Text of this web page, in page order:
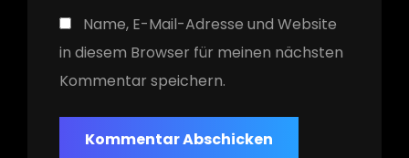
Name, E-Mail-Adresse und Website
in diesem Browser für meinen nächsten
Kommentar speichern.